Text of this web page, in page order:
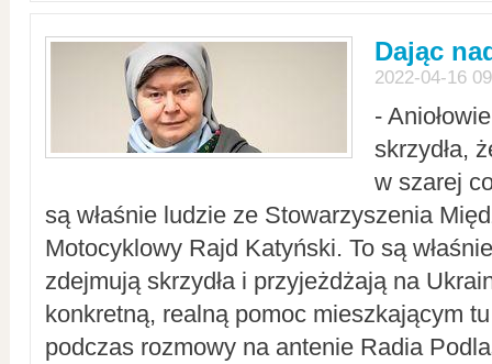
Dając
2022-04-16
-
skrzydła,
w szarej
są właśnie ludzie ze Stowarzyszenia
Motocyklowy Rajd Katyński. To są
zdejmują skrzydła i przyjeżdżają na
konkretną, realną pomoc mieszkającym
podczas rozmowy na antenie Radia